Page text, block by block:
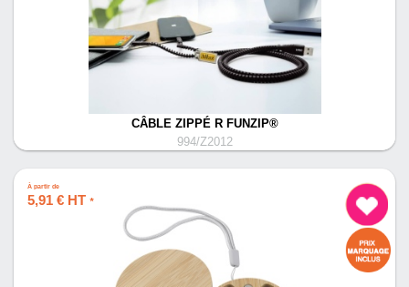
CÂBLE ZIPPÉ R FUNZIP®
994/Z2012
À partir de
5,91 € HT *